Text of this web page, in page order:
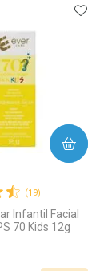
FAVORITOS
(19)
Infantil Facial
70 Kids 12g
COMPRAR